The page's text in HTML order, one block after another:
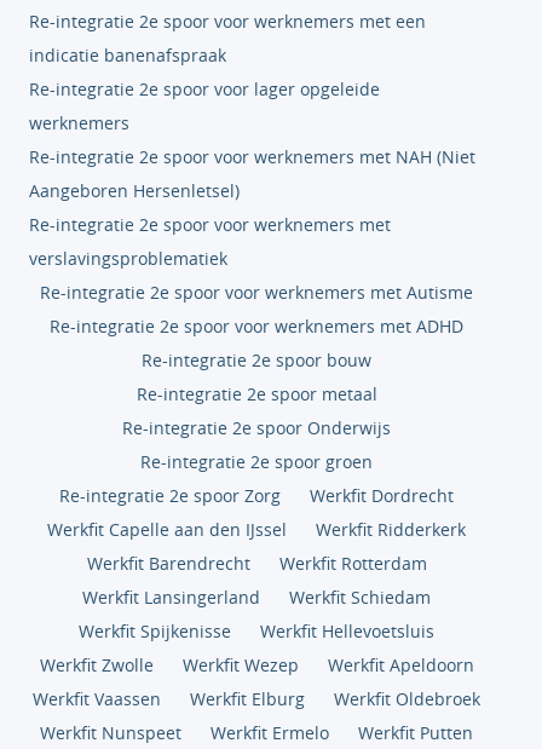
Re-integratie 2e spoor voor werknemers met een
indicatie banenafspraak
Re-integratie 2e spoor voor lager opgeleide
werknemers
Re-integratie 2e spoor voor werknemers met NAH (Niet
Aangeboren Hersenletsel)
Re-integratie 2e spoor voor werknemers met
verslavingsproblematiek
Re-integratie 2e spoor voor werknemers met Autisme
Re-integratie 2e spoor voor werknemers met ADHD
Re-integratie 2e spoor bouw
Re-integratie 2e spoor metaal
Re-integratie 2e spoor Onderwijs
Re-integratie 2e spoor groen
Re-integratie 2e spoor Zorg
Werkfit Dordrecht
Werkfit Capelle aan den IJssel
Werkfit Ridderkerk
Werkfit Barendrecht
Werkfit Rotterdam
Werkfit Lansingerland
Werkfit Schiedam
Werkfit Spijkenisse
Werkfit Hellevoetsluis
Werkfit Zwolle
Werkfit Wezep
Werkfit Apeldoorn
Werkfit Vaassen
Werkfit Elburg
Werkfit Oldebroek
Werkfit Nunspeet
Werkfit Ermelo
Werkfit Putten